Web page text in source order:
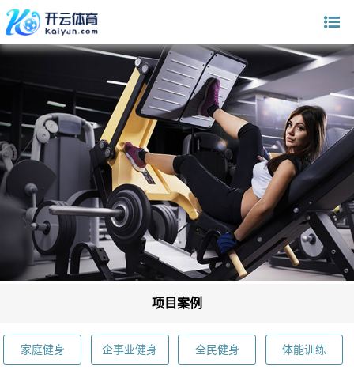
项目案例
家庭健身 企事业健身 全民健身 体能训练